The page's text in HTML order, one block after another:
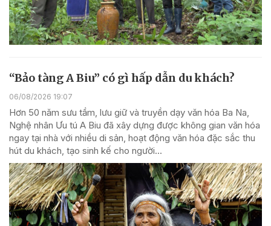
“Bảo tàng A Biu” có gì hấp dẫn du khách?
06/08/2026 19:07
Hơn 50 năm sưu tầm, lưu giữ và truyền dạy văn hóa Ba Na,
Nghệ nhân Ưu tú A Biu đã xây dựng được không gian văn hóa
ngay tại nhà với nhiều di sản, hoạt động văn hóa đặc sắc thu
hút du khách, tạo sinh kế cho người...